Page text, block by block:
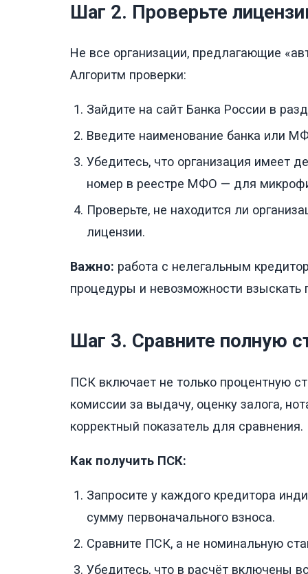
Шаг 2. Проверьте
Не все организации, предлагающие
Алгоритм проверки:
Зайдите на сайт Банка России в
Введите наименование банка или
Убедитесь, что организация имеет
номер в реестре МФО — для
Проверьте, не находится ли
лицензии.
Важно: работа с нелегальным
процедуры и невозможности взыскать
Шаг 3. Сравните полную
ПСК включает не только процентную
комиссии за выдачу, оценку залога,
корректный показатель для сравнения.
Как получить ПСК:
Запросите у каждого кредитора
сумму первоначального взноса.
Сравните ПСК, а не номинальную
Убедитесь, что в расчёт включены